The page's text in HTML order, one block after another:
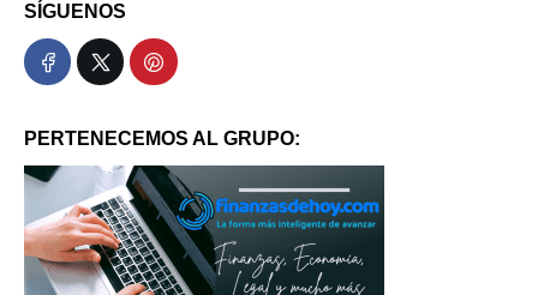
SÍGUENOS
PERTENECEMOS AL GRUPO: